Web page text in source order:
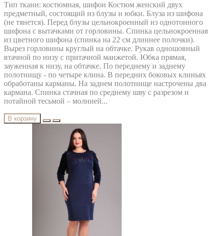
Тип ткани: костюмная, шифон Костюм женский двух
предметный, состоящий из блузы и юбки. Блуза из шифона
(не тянется). Перед блузы цельнокроенный из однотонного
шифона с вытачками от горловины. Спинка цельнокроенная
из цветного шифона (спинка на 22 см длиннее полочки).
Вырез горловины круглый на обтачке. Рукав одношовный
втачной по низу с притачной манжетой. Юбка прямая,
зауженная к низу, на обтачке. По переднему и заднему
полотнищу - по четыре клина. В передних боковых клиньях
обработаны карманы. На заднем полотнище настрочены два
кармана. Спинка стачная по среднему шву с разрезом и
потайной тесьмой – молнией...
В корзину